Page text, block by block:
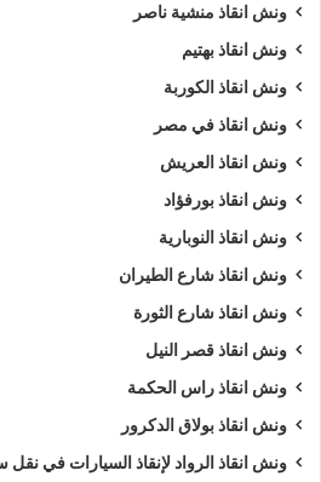
ويمكنك ايضا طلب
اذا كنت تمتلك سيارة وتعطلت بك في
ونش انقاذ, لا داعي للقلق والبحث الكثير
سيارات في الاميرية
مثل (ونش انقاذ سيارات
موتوسيكل,ونش انقاذ سيارات نقل
ونش نقل كرفانات,ونش نقل قوارب
طلبونش انقاذ سيارات
طلبونش انقاذ سيارات
طلبونش انقاذ سيارات
طلبونش انقاذ سياراتلنقلك لاقرب
ونش انقاذ منشية ناصر
ونش انقاذ بهتيم
ونش انقاذ الكوربة
ونش انقاذ في مصر
ونش انقاذ العريش
ونش انقاذ بورفؤاد
ونش انقاذ النوبارية
ونش انقاذ شارع الطيران
ونش انقاذ شارع الثورة
ونش انقاذ قصر النيل
ونش انقاذ راس الحكمة
ونش انقاذ بولاق الدكرور
ونش انقاذ الرواد لإنقاذ السيارات في نقل